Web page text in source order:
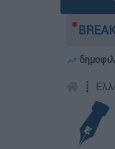
που έχασε
┋